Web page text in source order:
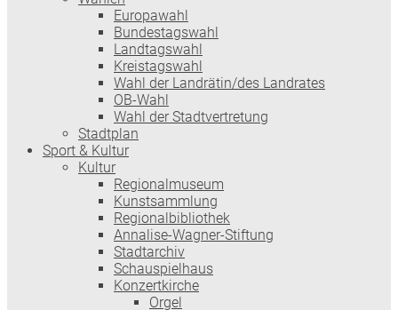
Europawahl
Bundestagswahl
Landtagswahl
Kreistagswahl
Wahl der Landrätin/des Landrates
OB-Wahl
Wahl der Stadtvertretung
Stadtplan
Sport & Kultur
Kultur
Regionalmuseum
Kunstsammlung
Regionalbibliothek
Annalise-Wagner-Stiftung
Stadtarchiv
Schauspielhaus
Konzertkirche
Orgel